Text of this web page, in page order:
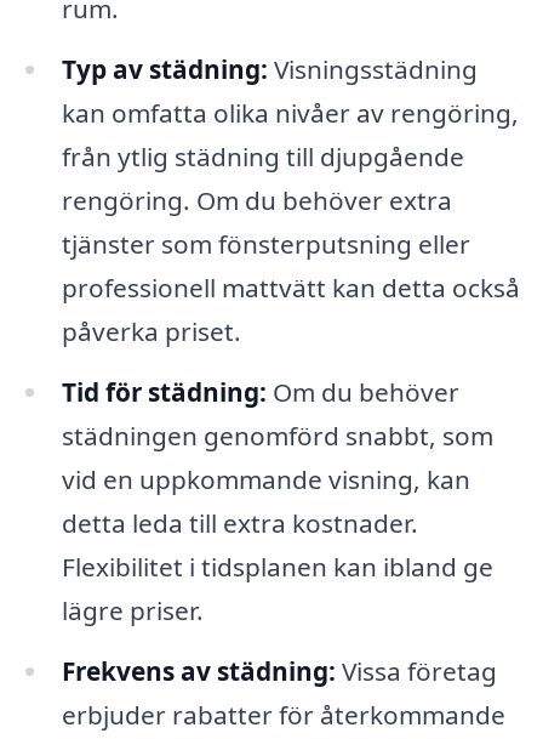
rum.
Typ av städning: Visningsstädning
kan omfatta olika nivåer av rengöring,
från ytlig städning till djupgående
rengöring. Om du behöver extra
tjänster som fönsterputsning eller
professionell mattvätt kan detta också
påverka priset.
Tid för städning: Om du behöver
städningen genomförd snabbt, som
vid en uppkommande visning, kan
detta leda till extra kostnader.
Flexibilitet i tidsplanen kan ibland ge
lägre priser.
Frekvens av städning: Vissa företag
erbjuder rabatter för återkommande